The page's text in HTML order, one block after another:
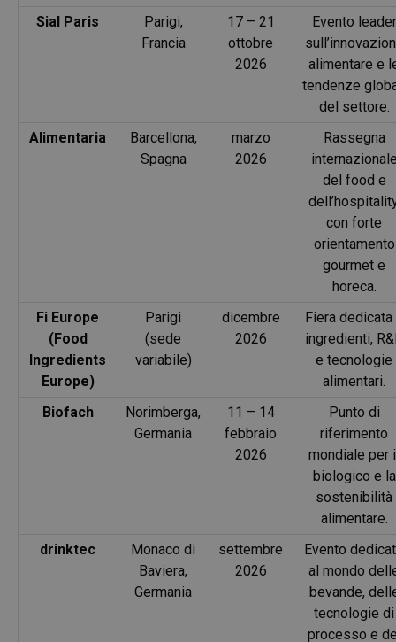
Sial Paris
Parigi,
Francia
17 – 21
ottobre
2026
Evento leader
alimentare e
tendenze
del settore.
Alimentaria
Barcellona,
Spagna
marzo
2026
Rassegna
del food e
con forte
orientamento
gourmet e
horeca.
Fi Europe
(Food
Ingredients
Europe)
Parigi
(sede
variabile)
dicembre
2026
Fiera dedicata
ingredienti,
e tecnologie
alimentari.
Biofach
Norimberga,
Germania
11 – 14
febbraio
2026
Punto di
riferimento
mondiale per
biologico e la
sostenibilità
alimentare.
drinktec
Monaco di
Baviera,
Germania
settembre
2026
Evento
al mondo
bevande,
tecnologie di
processo e